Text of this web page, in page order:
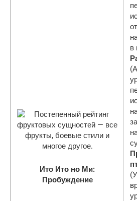
Ито Ито но Ми:
Пробуждение
в